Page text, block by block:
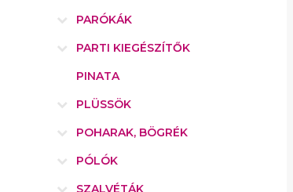
PARÓKÁK
PARTI KIEGÉSZÍTŐK
PINATA
PLÜSSÖK
POHARAK, BÖGRÉK
PÓLÓK
SZALVÉTÁK